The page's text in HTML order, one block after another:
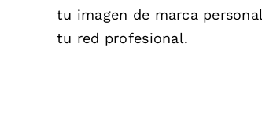
tu imagen de marca
tu red profesional.